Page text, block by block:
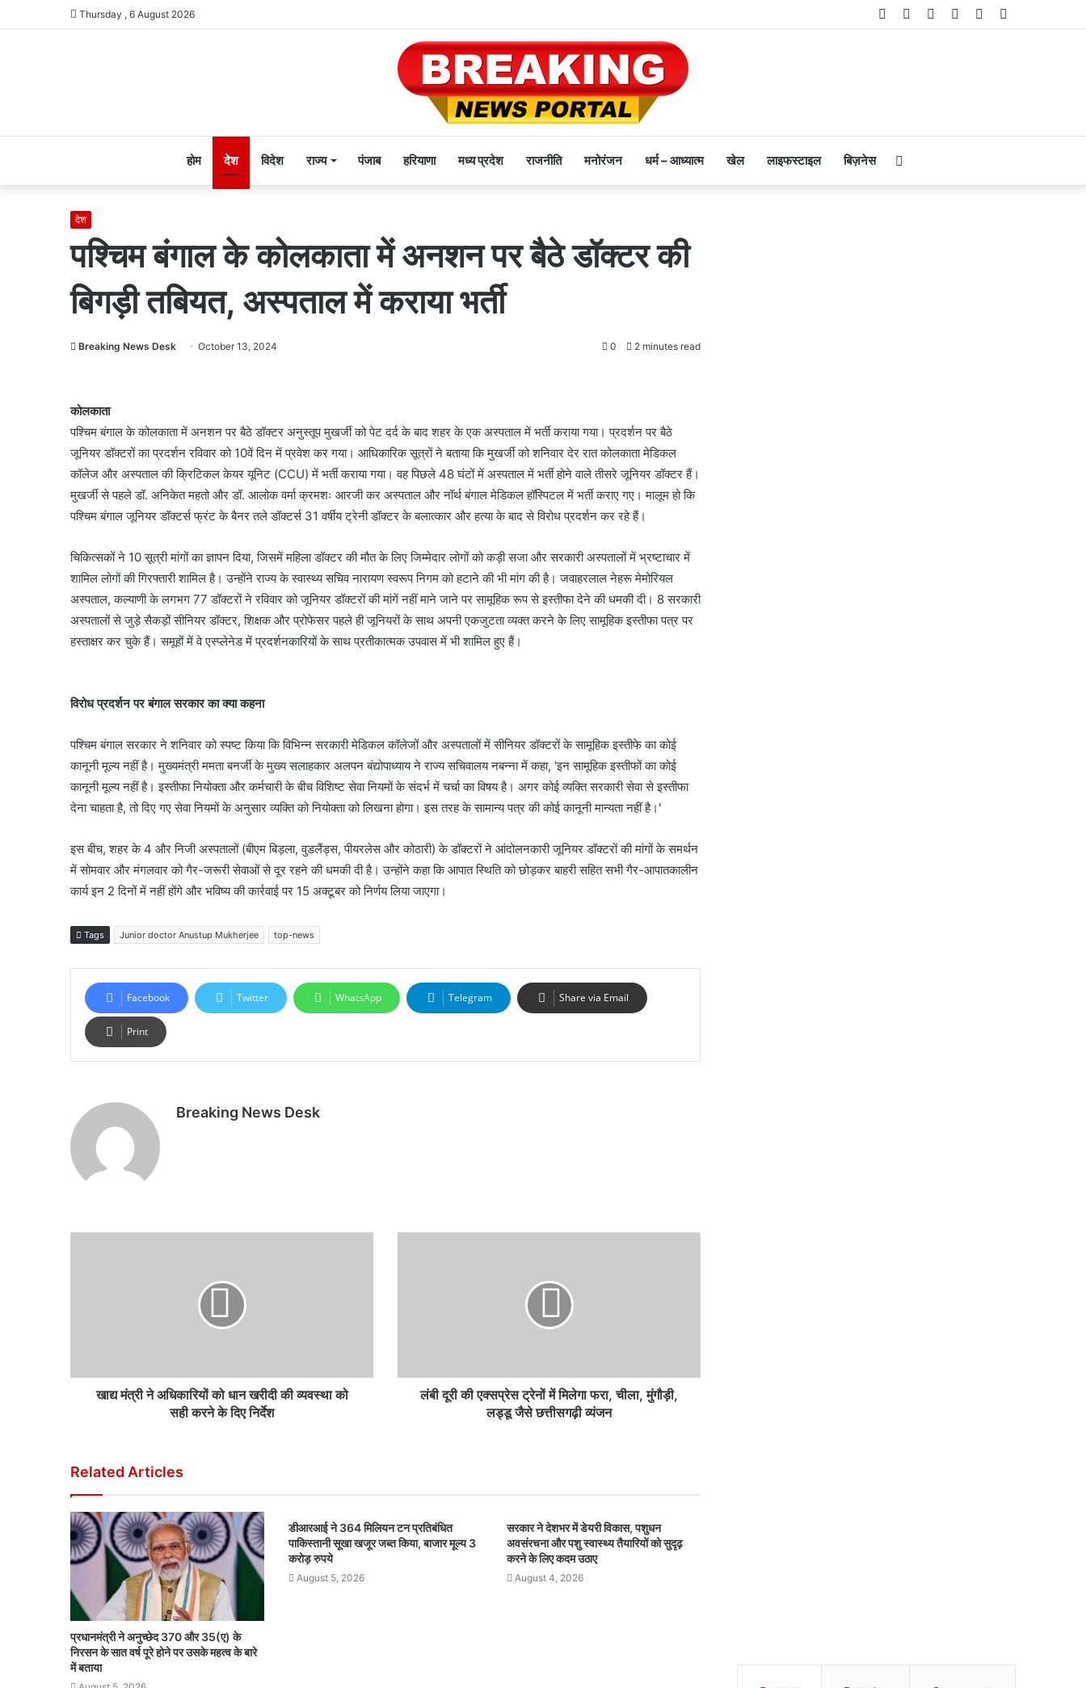
Thursday , 6 August 2026 Telegram
Instagram
YouTube
Twitter
Facebook
होम देश विदेश राज्य पंजाब हरियाणा मध्य प्रदेश राजनीति मनोरंजन धर्म – आध्यात्म खेल लाइफस्टाइल बिज़नेस
देश
पश्चिम बंगाल के कोलकाता में अनशन पर बैठे डॉक्टर की
बिगड़ी तबियत, अस्पताल में कराया भर्ती
Breaking News Desk October 13, 2024 0 2 minutes read
कोलकाता
पश्चिम बंगाल के कोलकाता में अनशन पर बैठे डॉक्टर अनुस्तूप मुखर्जी को पेट दर्द के बाद शहर के एक अस्पताल में भर्ती कराया गया। प्रदर्शन पर बैठे
जूनियर डॉक्टरों का प्रदर्शन रविवार को 10वें दिन में प्रवेश कर गया। आधिकारिक सूत्रों ने बताया कि मुखर्जी को शनिवार देर रात कोलकाता मेडिकल
कॉलेज और अस्पताल की क्रिटिकल केयर यूनिट (CCU) में भर्ती कराया गया। वह पिछले 48 घंटों में अस्पताल में भर्ती होने वाले तीसरे जूनियर डॉक्टर हैं।
मुखर्जी से पहले डॉ. अनिकेत महतो और डॉ. आलोक वर्मा क्रमशः आरजी कर अस्पताल और नॉर्थ बंगाल मेडिकल हॉस्पिटल में भर्ती कराए गए। मालूम हो कि
पश्चिम बंगाल जूनियर डॉक्टर्स फ्रंट के बैनर तले डॉक्टर्स 31 वर्षीय ट्रेनी डॉक्टर के बलात्कार और हत्या के बाद से विरोध प्रदर्शन कर रहे हैं।
चिकित्सकों ने 10 सूत्री मांगों का ज्ञापन दिया, जिसमें महिला डॉक्टर की मौत के लिए जिम्मेदार लोगों को कड़ी सजा और सरकारी अस्पतालों में भ्रष्टाचार में
शामिल लोगों की गिरफ्तारी शामिल है। उन्होंने राज्य के स्वास्थ्य सचिव नारायण स्वरूप निगम को हटाने की भी मांग की है। जवाहरलाल नेहरू मेमोरियल
अस्पताल, कल्याणी के लगभग 77 डॉक्टरों ने रविवार को जूनियर डॉक्टरों की मांगें नहीं माने जाने पर सामूहिक रूप से इस्तीफा देने की धमकी दी। 8 सरकारी
अस्पतालों से जुड़े सैकड़ों सीनियर डॉक्टर, शिक्षक और प्रोफेसर पहले ही जूनियरों के साथ अपनी एकजुटता व्यक्त करने के लिए सामूहिक इस्तीफा पत्र पर
हस्ताक्षर कर चुके हैं। समूहों में वे एस्प्लेनेड में प्रदर्शनकारियों के साथ प्रतीकात्मक उपवास में भी शामिल हुए हैं।
विरोध प्रदर्शन पर बंगाल सरकार का क्या कहना
पश्चिम बंगाल सरकार ने शनिवार को स्पष्ट किया कि विभिन्न सरकारी मेडिकल कॉलेजों और अस्पतालों में सीनियर डॉक्टरों के सामूहिक इस्तीफे का कोई
कानूनी मूल्य नहीं है। मुख्यमंत्री ममता बनर्जी के मुख्य सलाहकार अलपन बंद्योपाध्याय ने राज्य सचिवालय नबन्ना में कहा, 'इन सामूहिक इस्तीफों का कोई
कानूनी मूल्य नहीं है। इस्तीफा नियोक्ता और कर्मचारी के बीच विशिष्ट सेवा नियमों के संदर्भ में चर्चा का विषय है। अगर कोई व्यक्ति सरकारी सेवा से इस्तीफा
देना चाहता है, तो दिए गए सेवा नियमों के अनुसार व्यक्ति को नियोक्ता को लिखना होगा। इस तरह के सामान्य पत्र की कोई कानूनी मान्यता नहीं है।'
इस बीच, शहर के 4 और निजी अस्पतालों (बीएम बिड़ला, वुडलैंड्स, पीयरलेस और कोठारी) के डॉक्टरों ने आंदोलनकारी जूनियर डॉक्टरों की मांगों के समर्थन
में सोमवार और मंगलवार को गैर-जरूरी सेवाओं से दूर रहने की धमकी दी है। उन्होंने कहा कि आपात स्थिति को छोड़कर बाहरी सहित सभी गैर-आपातकालीन
कार्य इन 2 दिनों में नहीं होंगे और भविष्य की कार्रवाई पर 15 अक्टूबर को निर्णय लिया जाएगा।
Tags Junior doctor Anustup Mukherjee top-news
Facebook Twitter WhatsApp Telegram Share via Email
Print
Breaking News Desk
खाद्य मंत्री ने अधिकारियों को धान खरीदी की व्यवस्था को
सही करने के दिए निर्देश
लंबी दूरी की एक्सप्रेस ट्रेनों में मिलेगा फरा, चीला, मुंगौड़ी,
लड्डू जैसे छत्तीसगढ़ी व्यंजन
Related Articles
प्रधानमंत्री ने अनुच्छेद 370 और 35(ए) के
निरसन के सात वर्ष पूरे होने पर उसके महत्व के बारे
में बताया
डीआरआई ने 364 मिलियन टन प्रतिबंधित
पाकिस्तानी सूखा खजूर जब्त किया, बाजार मूल्य 3
करोड़ रुपये
August 5, 2026
सरकार ने देशभर में डेयरी विकास, पशुधन
अवसंरचना और पशु स्वास्थ्य तैयारियों को सुदृढ़
करने के लिए कदम उठाए
August 4, 2026